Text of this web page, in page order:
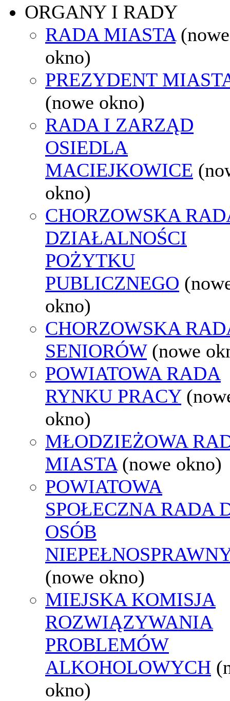
ORGANY I RADY
RADA MIASTA (nowe
okno)
PREZYDENT
(nowe okno)
RADA I ZARZĄD
OSIEDLA
MACIEJKOWICE
okno)
CHORZOWSKA
DZIAŁALNOŚCI
POŻYTKU
PUBLICZNEGO
okno)
CHORZOWSKA
SENIORÓW (nowe
POWIATOWA RADA
RYNKU PRACY
okno)
MŁODZIEŻOWA
MIASTA (nowe okno)
POWIATOWA
SPOŁECZNA RADA
OSÓB
(nowe okno)
MIEJSKA KOMISJA
ROZWIĄZYWANIA
PROBLEMÓW
ALKOHOLOWYCH
okno)